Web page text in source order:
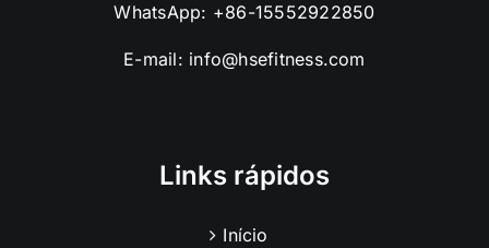
WhatsApp: +86-15552922850
E-mail: info@hsefitness.com
Links rápidos
Início